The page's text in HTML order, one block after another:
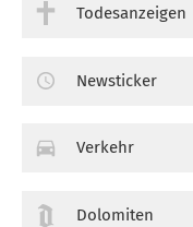
Todesanzeigen
Newsticker
Verkehr
Dolomiten